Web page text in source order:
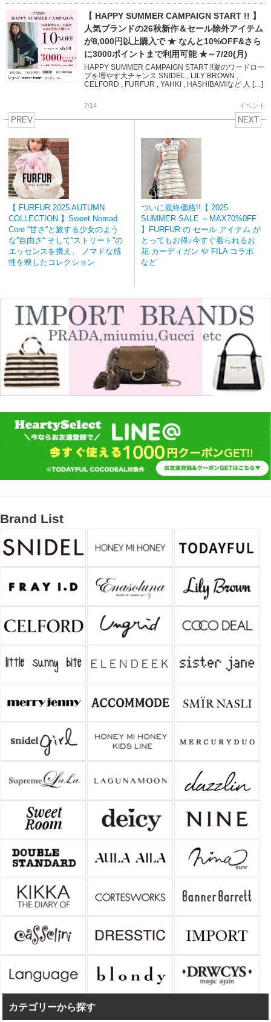
【 HAPPY SUMMER CAMPAIGN START !! 】
人気ブランドの26秋新作＆セール除外アイテム
が8,000円以上購入で ★ なんと10%OFF&さら
に3000ポイントまで利用可能 ★～7/20(月)
HAPPY SUMMER CAMPAIGN START !!夏のワードロー
ブを増やす大チャンス SNIDEL , LILY BROWN ,
CELFORD , FURFUR , YAHKI , HASHIBAMIなど 人 […]
7/14 イベント
PREV
【 FURFUR 2025 AUTUMN
COLLECTION 】Sweet Nomad
Core “甘さ“と旅する少女のよう
な”自由さ“ そして“ストリート”の
エッセンスを携え、 ノマドな感
性を映したコレクション
NEXT
ついに最終価格!!【 2025
SUMMER SALE ～MAX70%0FF
】FURFUR の セール アイテム が
とってもお得♪今すぐ着られるお
花 カーディガン や FILA コラボ
など
Brand List
カテゴリーから探す